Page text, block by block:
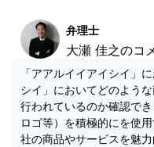
弁理士
大瀬 佳之のコ
「アアルイイアイシイ」
シイ」においてどのよう
行われているのか確認で
ロゴ等）を積極的にを使
社の商品やサービスを魅